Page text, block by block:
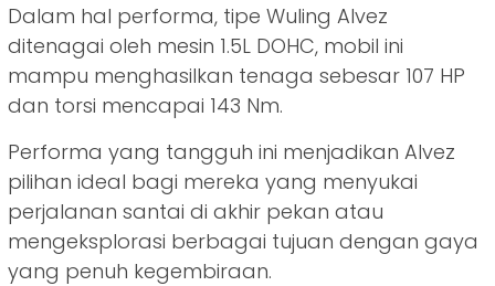
Dalam hal performa, tipe Wuling Alvez
ditenagai oleh mesin 1.5L DOHC, mobil ini
mampu menghasilkan tenaga sebesar 107 HP
dan torsi mencapai 143 Nm.
Performa yang tangguh ini menjadikan Alvez
pilihan ideal bagi mereka yang menyukai
perjalanan santai di akhir pekan atau
mengeksplorasi berbagai tujuan dengan gaya
yang penuh kegembiraan.